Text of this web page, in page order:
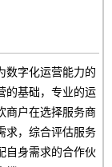
数字化运营能力的
的基础，专业的运
商户在选择服务商
求，综合评估服务
自身需求的合作伙